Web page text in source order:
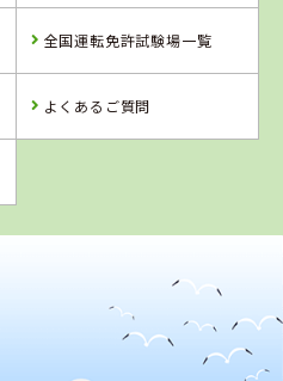
予 約
詳 細
車学校EAST
5位 6位
全国運転免許試験場一覧
よくあるご質問